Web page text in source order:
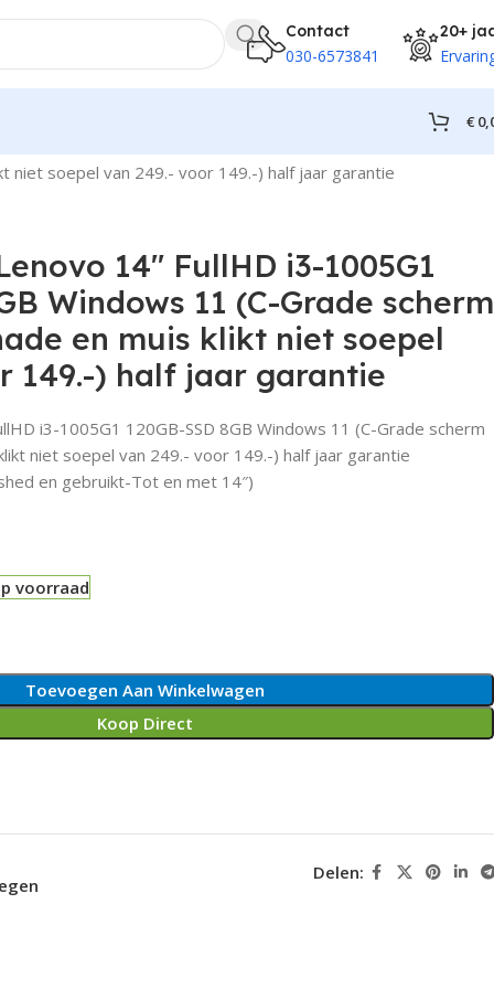
Contact
030-6573841
20+
€
niet soepel van 249.- voor 149.-) half jaar garantie
14″ FullHD i3-1005G1
Windows 11 (C-Grade scherm
en muis klikt niet soepel
149.-) half jaar garantie
i3-1005G1 120GB-SSD 8GB Windows 11 (C-Grade scherm
niet soepel van 249.- voor 149.-) half jaar garantie
en gebruikt-Tot en met 14″)
voorraad
Toevoegen Aan Winkelwagen
Koop Direct
Delen: